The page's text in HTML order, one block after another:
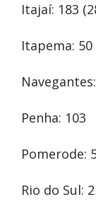
Itajaí: 183
Itapema: 50
Penha: 103
Pomerode:
Rio do Sul: